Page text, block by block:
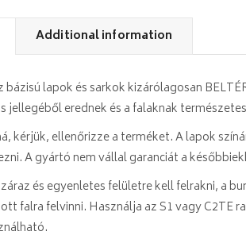
Additional information
lapok és sarkok kizárólagosan
jellegéből erednek és a falaknak
kérjük, ellenőrizze a terméket. A lapok
A gyártó nem vállal garanciát a
és egyenletes felületre kell felrakni, a
falra felvinni. Használja az S1 vagy